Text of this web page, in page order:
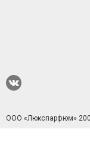
ООО «Люкспарфюм»